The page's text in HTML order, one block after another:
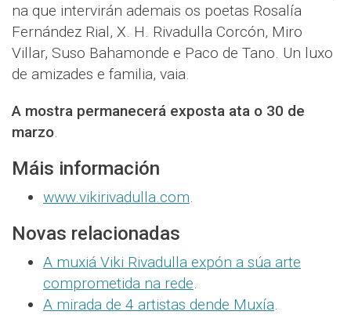
na que intervirán ademais os poetas Rosalía
Fernández Rial, X. H. Rivadulla Corcón, Miro
Villar, Suso Bahamonde e Paco de Tano. Un luxo
de amizades e familia, vaia.
A mostra permanecerá exposta ata o 30 de
marzo.
Máis información
www.vikirivadulla.com.
Novas relacionadas
A muxiá Viki Rivadulla expón a súa arte
comprometida na rede.
A mirada de 4 artistas dende Muxía.